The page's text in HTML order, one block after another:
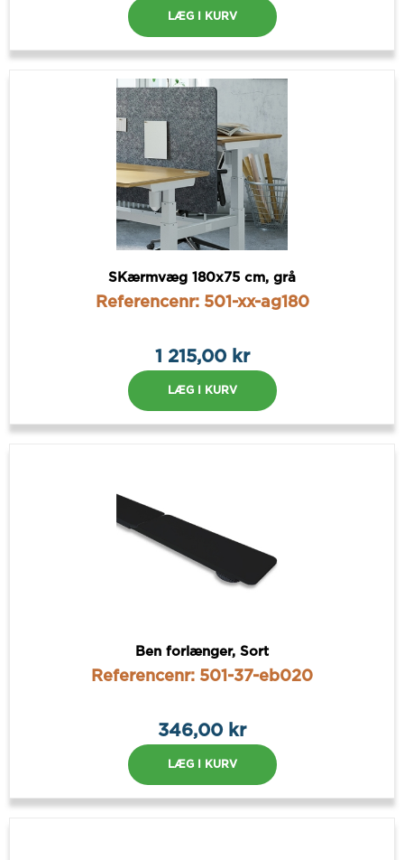
LÆG I KURV
SKærmvæg 180x75 cm, grå
Referencenr: 501-xx-ag180
1 215,00 kr
LÆG I KURV
Ben forlænger, Sort
Referencenr: 501-37-eb020
346,00 kr
LÆG I KURV